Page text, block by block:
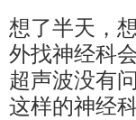
想了半天，
外找神经科
超声波没有
这样的神经